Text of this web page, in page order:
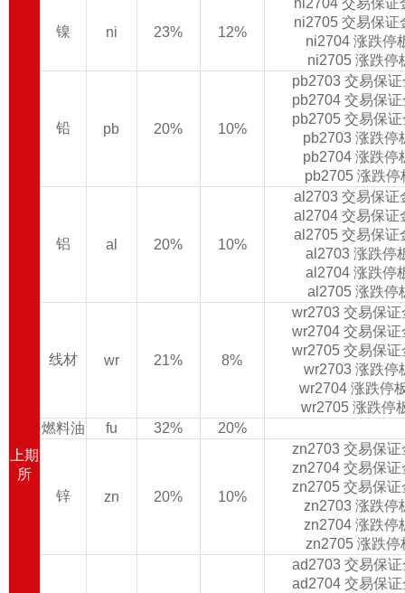
上期
所
镍 ni 23% 12%
ni2705 交易保
ni2704 涨跌停
ni2705 涨跌停
铅 pb 20% 10%
pb2703 交易保
pb2704 交易保
pb2705 交易保
pb2703 涨跌
pb2704 涨跌
pb2705 涨跌停
铝 al 20% 10%
al2703 交易保
al2704 交易保
al2705 交易保
al2703 涨跌停
al2704 涨跌停
al2705 涨跌停
线材 wr 21% 8%
wr2703 交易保
wr2704 交易保
wr2705 交易保
wr2703 涨跌停
wr2704 涨跌停
wr2705 涨跌停
燃料油
fu 32% 20%
锌 zn 20% 10%
zn2703 交易保
zn2704 交易保
zn2705 交易保
zn2703 涨跌停
zn2704 涨跌停
zn2705 涨跌停
ad2703 交易保
ad2704 交易保